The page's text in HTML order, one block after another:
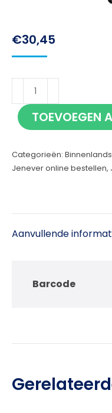
€30,45
Amsterdam
Genever
aantal
TOEVOEGEN
Categorieën:
Jenever online bestellen,
Aanvullende
Barcode